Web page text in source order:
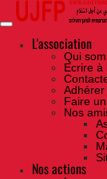
Skip
the
contentL'association
Qui
Ecrire à
Adhérer
Faire
Nos
Nos actions